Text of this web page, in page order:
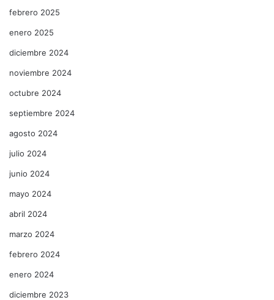
febrero 2025
enero 2025
diciembre 2024
noviembre 2024
octubre 2024
septiembre 2024
agosto 2024
julio 2024
junio 2024
mayo 2024
abril 2024
marzo 2024
febrero 2024
enero 2024
diciembre 2023